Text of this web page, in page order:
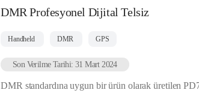
DMR Profesyonel Dijital Telsiz
Handheld DMR GPS
Son Verilme Tarihi: 31 Mart 2024
DMR standardına uygun bir ürün olarak üretilen